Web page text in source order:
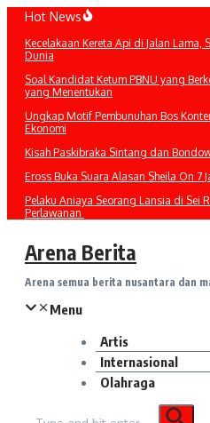
Lewati
konten
Hot News
Kecelakaan Kereta Api di Jalan
Dunia
Soal Kandidat Ketum PBNU yang
yang Menentukan
Ungkap Motif Pembunuhan Bos
Ekonomi
Kisah Paskibraka Sintang dan
Eross Buka Suara Alasan Sheila On
Pelaku Aniaya Seorang Lansia di Sei
Perlawanan
Arena Berita
Arena semua berita nusantara dan
Menu
Artis
Internasional
Olahraga